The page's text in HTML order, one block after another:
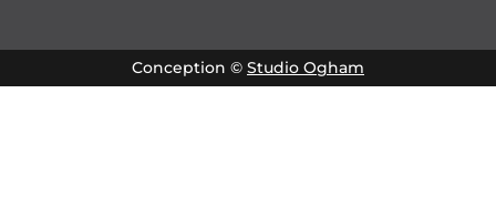
Conception © Studio Ogham